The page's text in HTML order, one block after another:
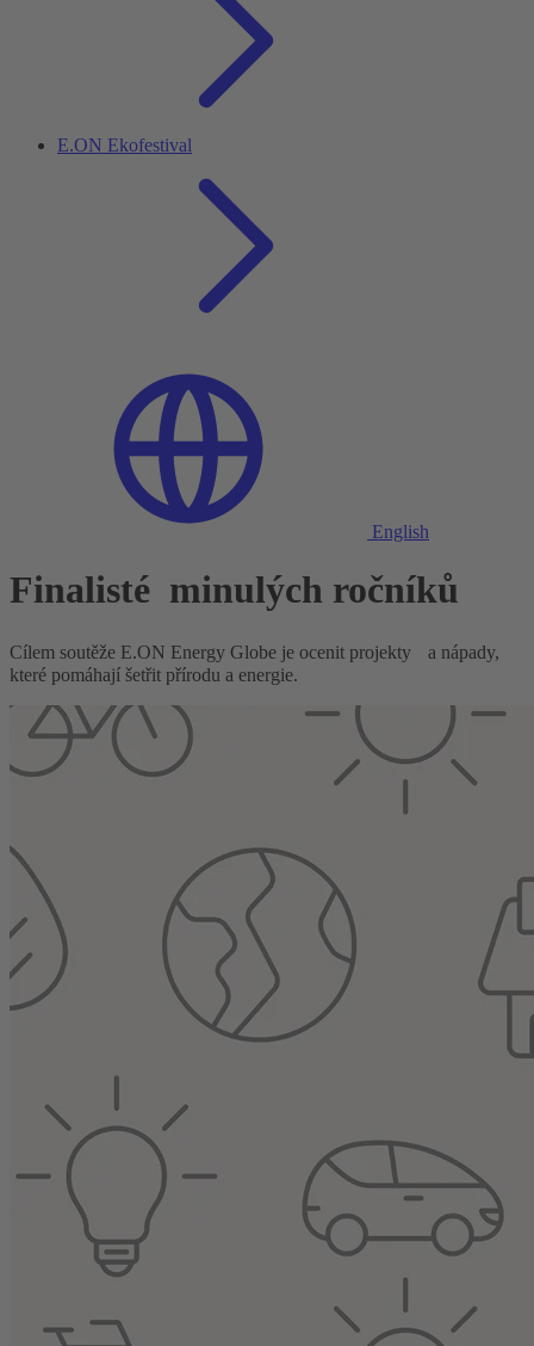
E.ON Ekofestival
English
Finalisté minulých ročníků
Cílem soutěže E.ON Energy Globe je ocenit projekty a nápady,
které pomáhají šetřit přírodu a energie.